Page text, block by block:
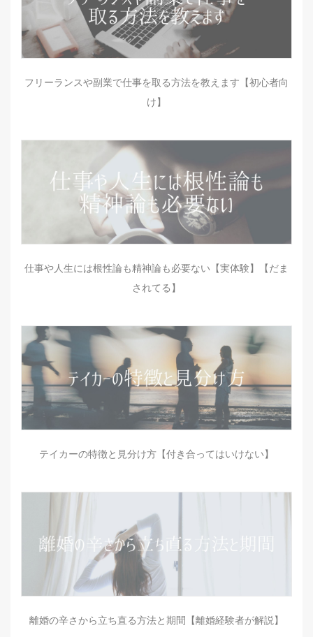
フリーランスや副業で仕事を取る方法を教えます【初心者向
け】
仕事や人生には根性論も精神論も必要ない【実体験】【だま
されてる】
テイカーの特徴と見分け方【付き合ってはいけない】
離婚の辛さから立ち直る方法と期間【離婚経験者が解説】